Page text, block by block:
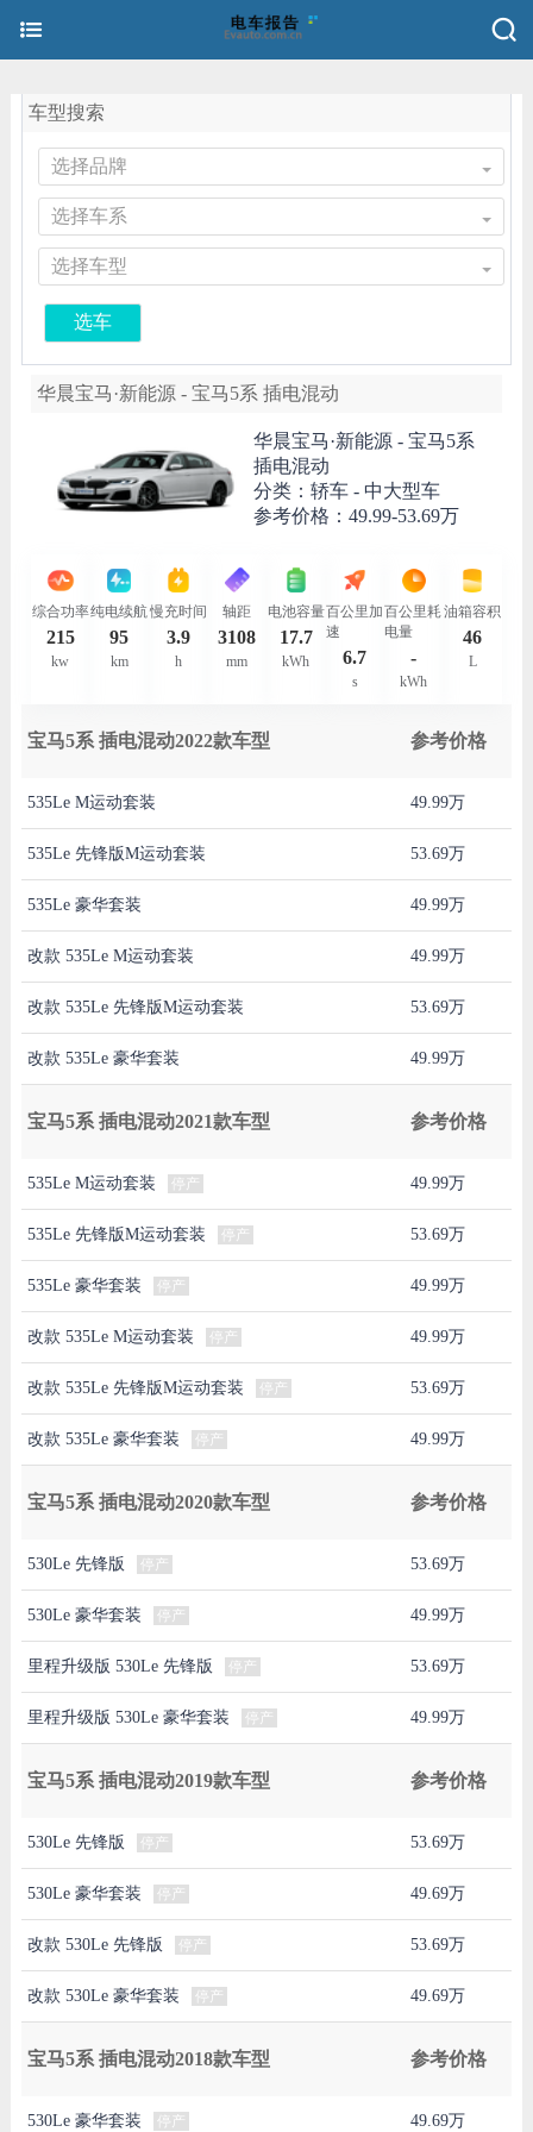
车型搜索
选择品牌
选择车系
选择车型
选车
华晨宝马·新能源 - 宝马5系 插电混动
华晨宝马·新能源 - 宝马5系
插电混动
分类：轿车 - 中大型车
参考价格： 49.99-53.69万
综合功率
215
kw
纯电续航
95
km
慢充时间
3.9
h
轴距
3108
mm
电池容量
17.7
kWh
百公里加
速
6.7
s
百公里耗
电量
-
kWh
油箱容积
46
L
宝马5系 插电混动2022款车型 参考价格
535Le M运动套装 49.99万
535Le 先锋版M运动套装 53.69万
535Le 豪华套装 49.99万
改款 535Le M运动套装 49.99万
改款 535Le 先锋版M运动套装 53.69万
改款 535Le 豪华套装 49.99万
宝马5系 插电混动2021款车型 参考价格
535Le M运动套装 停产 49.99万
535Le 先锋版M运动套装 停产 53.69万
535Le 豪华套装 停产 49.99万
改款 535Le M运动套装 停产 49.99万
改款 535Le 先锋版M运动套装 停产 53.69万
改款 535Le 豪华套装 停产 49.99万
宝马5系 插电混动2020款车型 参考价格
530Le 先锋版 停产 53.69万
530Le 豪华套装 停产 49.99万
里程升级版 530Le 先锋版 停产 53.69万
里程升级版 530Le 豪华套装 停产 49.99万
宝马5系 插电混动2019款车型 参考价格
530Le 先锋版 停产 53.69万
530Le 豪华套装 停产 49.69万
改款 530Le 先锋版 停产 53.69万
改款 530Le 豪华套装 停产 49.69万
宝马5系 插电混动2018款车型 参考价格
530Le 豪华套装 停产 49.69万